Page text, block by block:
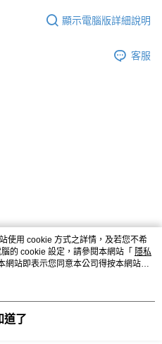
顯示電腦版詳細說明
客服
使用 cookie 方式之詳情，及若您不希
的 cookie 設定，請參閱本網站「 隱私
網站即表示您同意本公司得按本網站使
道了